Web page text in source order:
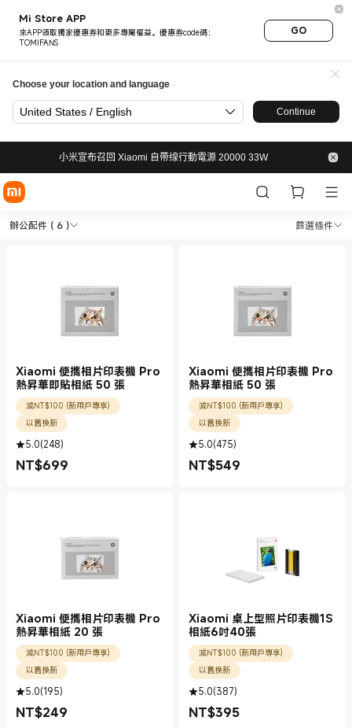
Mi Store APP
來APP領取獨家優惠券和更多專屬權益。優惠券code碼：
TOMIFANS
GO
Choose your location and language
United States / English Continue
小米宣布召回 Xiaomi 自帶缐行動電源 20000 33W
Shop 智慧辦公 辦公配件 in
辦公配件 ( 6 ) 篩選條件
Shop 智慧辦公 辦公配件 in Xiaomi 小
Xiaomi 便攜相片印表機 Pro
熱昇華即貼相紙 50 張
減NT$100 (新用戶專享)
以舊換新
5.0(248)
NT$699
現價 NT$699.00
Xiaomi 便攜相片印表機 Pro
熱昇華相紙 50 張
減NT$100 (新用戶專享)
以舊換新
5.0(475)
NT$549
現價 NT$549.00
Xiaomi 便攜相片印表機 Pro
熱昇華相紙 20 張
減NT$100 (新用戶專享)
以舊換新
5.0(195)
NT$249
現價 NT$249.00
Xiaomi 桌上型照片印表機1S
相紙6吋40張
減NT$100 (新用戶專享)
以舊換新
5.0(387)
NT$395
現價 NT$395.00